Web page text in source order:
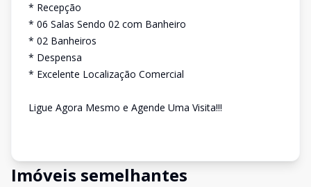
* Recepção
* 06 Salas Sendo 02 com Banheiro
* 02 Banheiros
* Despensa
* Excelente Localização Comercial
Ligue Agora Mesmo e Agende Uma Visita!!!
Imóveis semelhantes